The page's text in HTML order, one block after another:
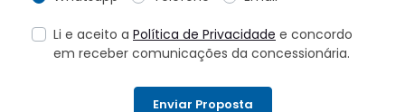
Li e aceito a Política de Privacidade e concordo
em receber comunicações da concessionária.
Enviar Proposta